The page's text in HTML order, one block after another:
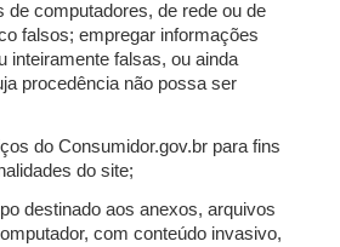
de computadores, de rede ou de
falsos; empregar informações
inteiramente falsas, ou ainda
procedência não possa ser
do Consumidor.gov.br para fins
do site;
destinado aos anexos, arquivos
com conteúdo invasivo,